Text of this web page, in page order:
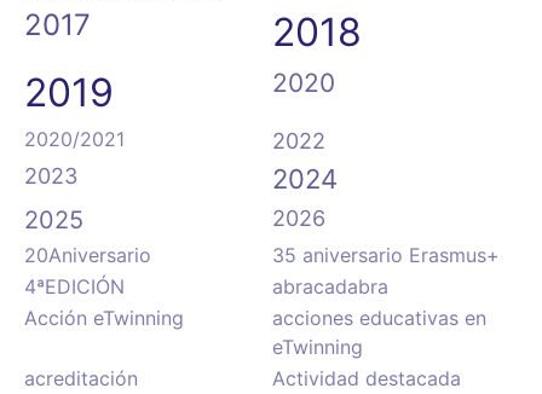
2017
2018
2019
2020
2020/2021
2022
2023
2024
2025 2026
20Aniversario
35 aniversario Erasmus+
4ªEDICIÓN
abracadabra
Acción eTwinning
acciones educativas en
eTwinning
acreditación
Actividad destacada